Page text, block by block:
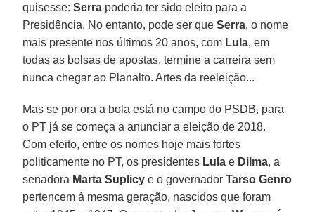
quisesse:Serra poderia ter sido eleito para a
Presidência. No entanto, pode ser queSerra, o nome
mais presente nos últimos 20 anos, com Lula, em
todas as bolsas de apostas, termine a carreira sem
nunca chegar ao Planalto. Artes da reeleição...
Mas se por ora a bola está no campo do PSDB, para
o PT já se começa a anunciar a eleição de 2018.
Com efeito, entre os nomes hoje mais fortes
politicamente no PT, os presidentes Lula e Dilma, a
senadora Marta Suplicy e o governadorTarso Genro
pertencem à mesma geração, nascidos que foram